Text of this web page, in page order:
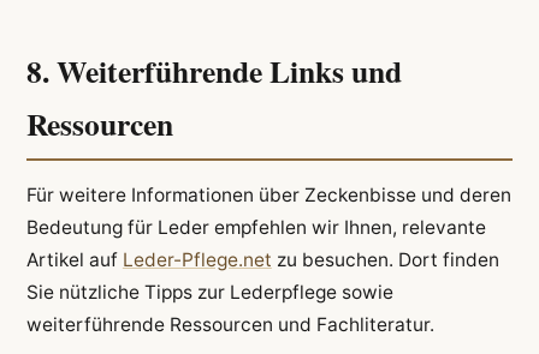
8. Weiterführende Links und
Ressourcen
Für weitere Informationen über Zeckenbisse und deren
Bedeutung für Leder empfehlen wir Ihnen, relevante
Artikel auf Leder-Pflege.net zu besuchen. Dort finden
Sie nützliche Tipps zur Lederpflege sowie
weiterführende Ressourcen und Fachliteratur.